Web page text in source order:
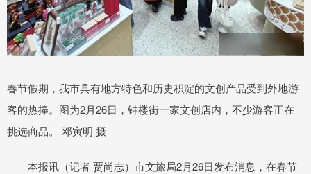
春节假期，我市具有地方特色和历史积淀的文创产品受到外地游
客的热捧。图为2月26日，钟楼街一家文创店内，不少游客正在
挑选商品。 邓寅明 摄
本报讯（记者 贾尚志）市文旅局2月26日发布消息，在春节